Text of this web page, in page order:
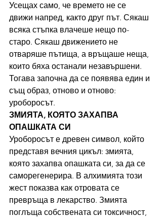
Усещах само, че времето не се
движи напред, както друг път. Сякаш
всяка стъпка влачеше нещо по-
старо. Сякаш движението не
отваряше пътища, а връщаше неща,
които бяха останали незавършени.
Тогава започна да се появява един и
същ образ, отново и отново:
уроборосът.
ЗМИЯТА, КОЯТО ЗАХАПВА
ОПАШКАТА СИ
Уроборосът е древен символ, който
представя вечния цикъл: змията,
която захапва опашката си, за да се
саморегенерира. В алхимията този
жест показва как отровата се
превръща в лекарство. Змията
поглъща собствената си токсичност,